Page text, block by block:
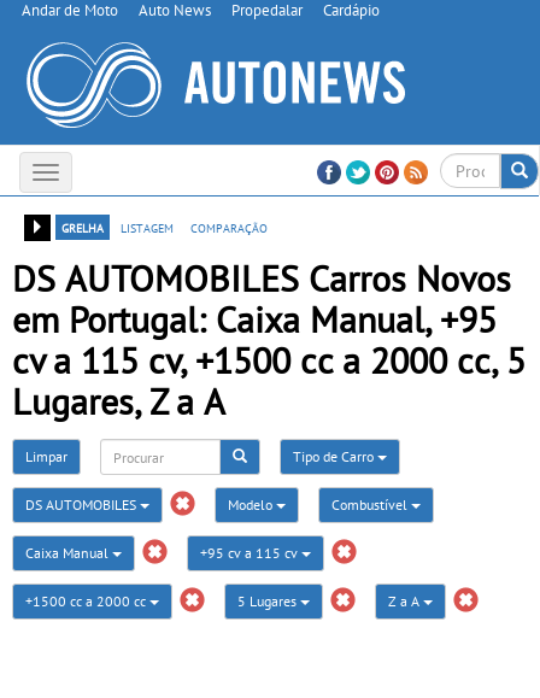
Andar de Moto Auto News Propedalar Cardápio
Toggle
navigation
grelha
listagem comparação
DS AUTOMOBILES Carros Novos
em Portugal: Caixa Manual, +95
cv a 115 cv, +1500 cc a 2000 cc, 5
Lugares, Z a A
Limpar Tipo de Carro
DS AUTOMOBILES Modelo Combustível
Caixa Manual +95 cv a 115 cv
+1500 cc a 2000 cc 5 Lugares Z a A